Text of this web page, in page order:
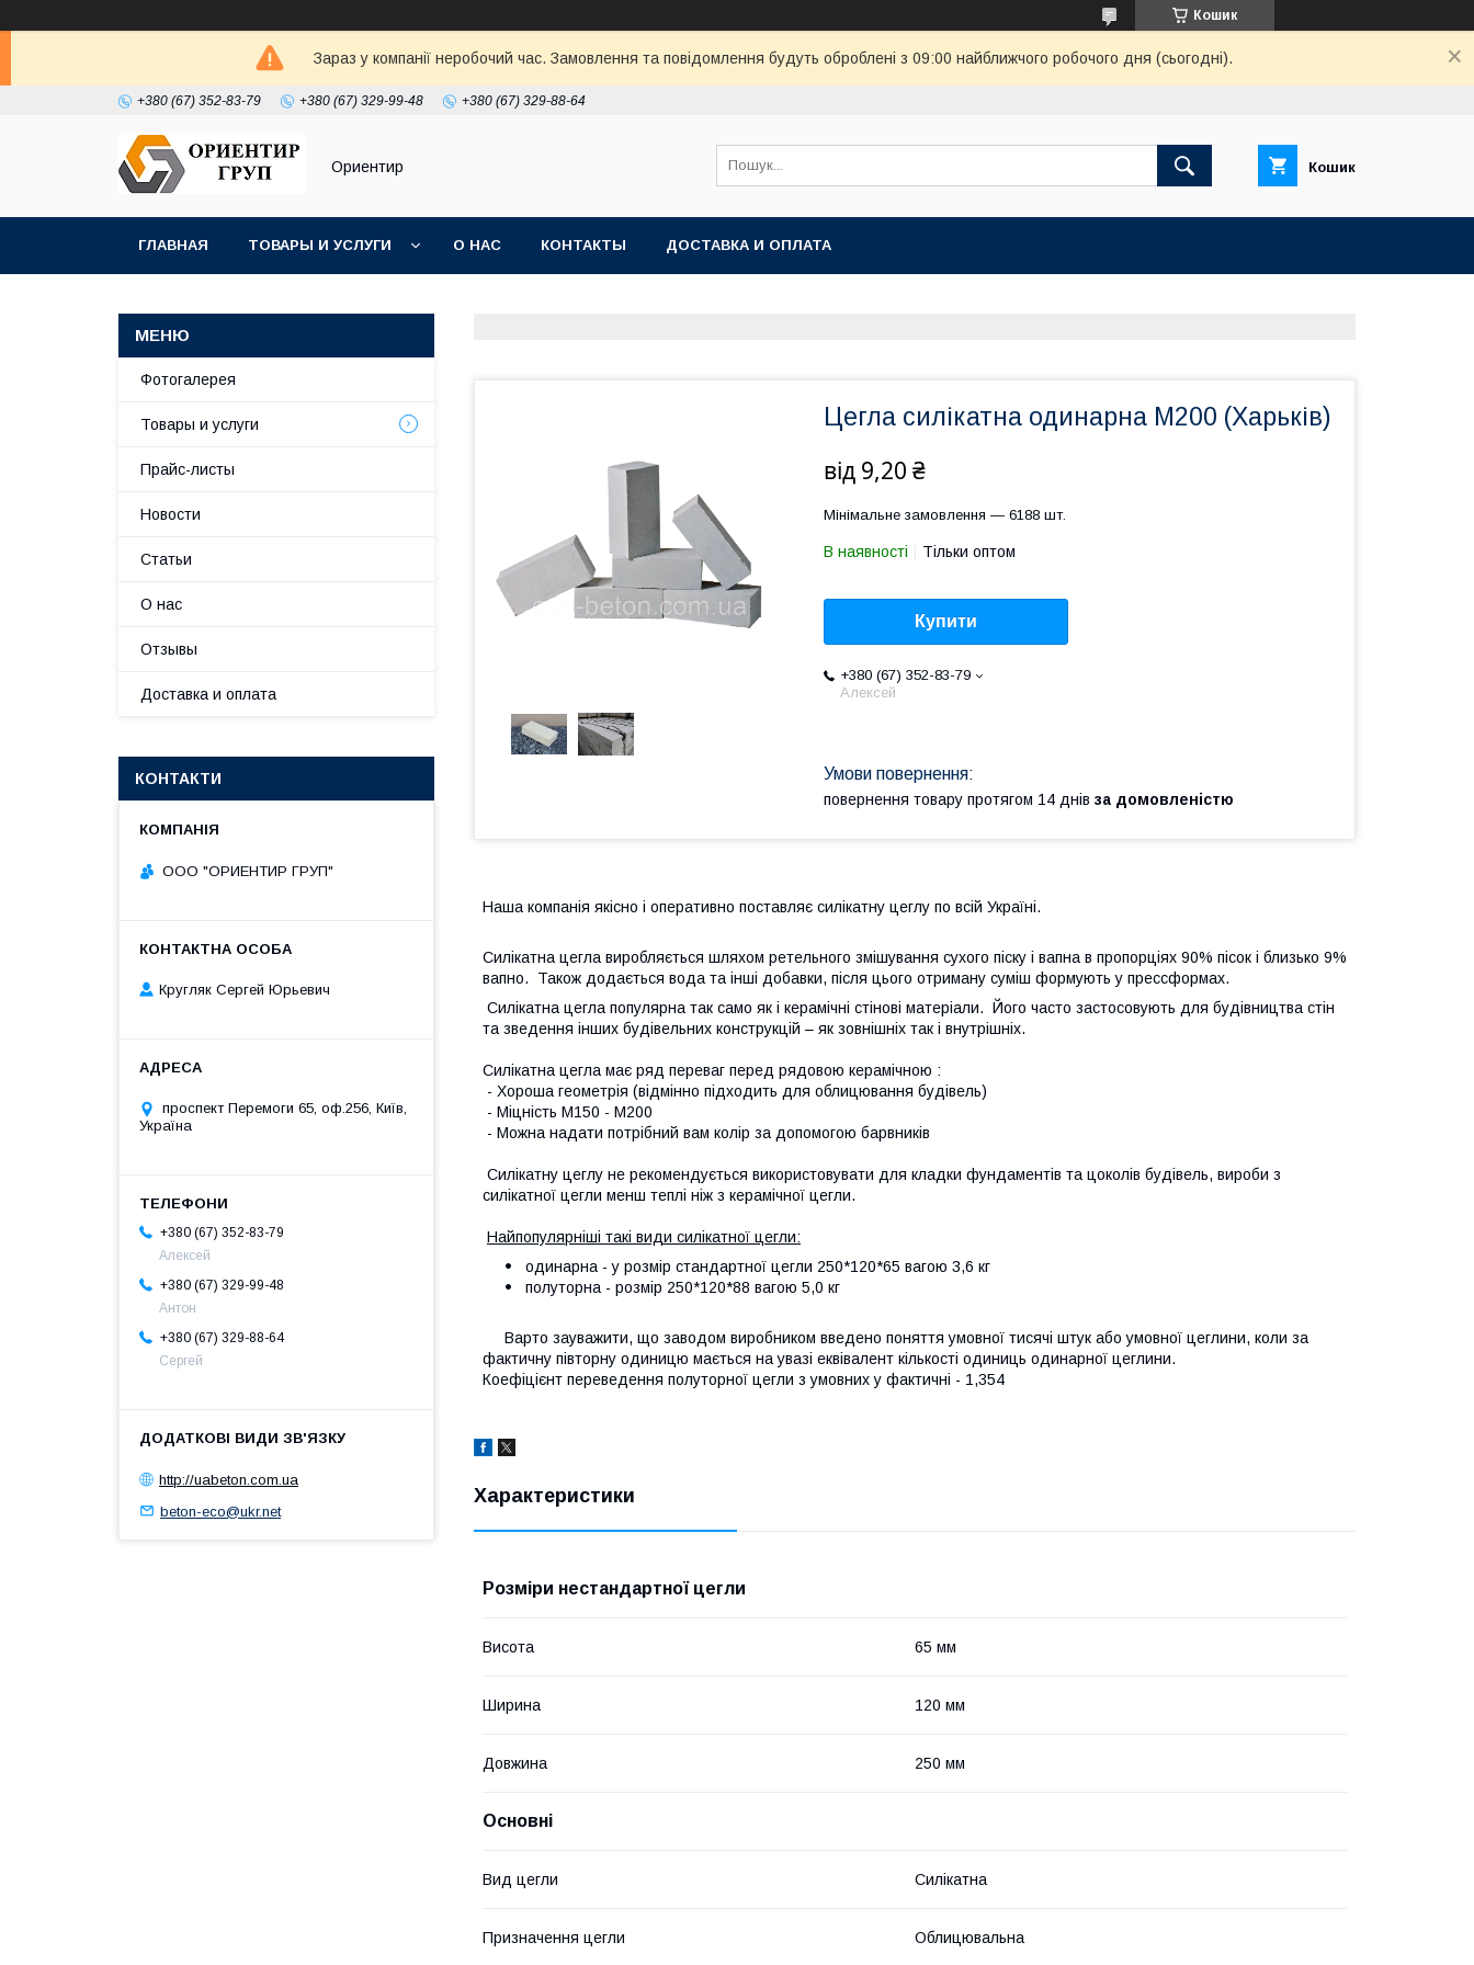
Кошик
Зараз у компанії неробочий час. Замовлення та повідомлення будуть оброблені з 09:00 найближчого робочого дня (сьогодні).
+380 (67) 352-83-79 +380 (67) 329-99-48 +380 (67) 329-88-64
Ориентир Кошик
ГЛАВНАЯ ТОВАРЫ И УСЛУГИ О НАС КОНТАКТЫ ДОСТАВКА И ОПЛАТА
Цегла силікатна одинарна М200 (Харьків)
від 9,20 ₴
Мінімальне замовлення — 6188 шт.
В наявності Тільки оптом
Купити
+380 (67) 352-83-79
Алексей
повернення товару протягом 14 днів за домовленістю
Наша компанія якісно і оперативно поставляє силікатну цеглу по всій Україні.
Силікатна цегла виробляється шляхом ретельного змішування сухого піску і вапна в пропорціях 90% пісок і близько 9%
вапно. Також додається вода та інші добавки, після цього отриману суміш формують у прессформах.
Силікатна цегла популярна так само як і керамічні стінові матеріали. Його часто застосовують для будівництва стін
та зведення інших будівельних конструкцій – як зовнішніх так і внутрішніх.
Силікатна цегла має ряд переваг перед рядовою керамічною :
- Хороша геометрія (відмінно підходить для облицювання будівель)
- Міцність М150 - М200
- Можна надати потрібний вам колір за допомогою барвників
Силікатну цеглу не рекомендується використовувати для кладки фундаментів та цоколів будівель, вироби з
силікатної цегли менш теплі ніж з керамічної цегли.
Найпопулярніші такі види силікатної цегли:
одинарна - у розмір стандартної цегли 250*120*65 вагою 3,6 кг
полуторна - розмір 250*120*88 вагою 5,0 кг
Варто зауважити, що заводом виробником введено поняття умовної тисячі штук або умовної цеглини, коли за
фактичну півторну одиницю мається на увазі еквівалент кількості одиниць одинарної цеглини.
Коефіцієнт переведення полуторної цегли з умовних у фактичні - 1,354
Характеристики
Розміри нестандартної цегли
Висота 65 мм
Ширина 120 мм
Довжина 250 мм
Основні
Вид цегли Силікатна
Призначення цегли Облицювальна
Фотогалерея
Товары и услуги
Прайс-листы
Новости
Статьи
О нас
Отзывы
Доставка и оплата
КОНТАКТИ
ООО "ОРИЕНТИР ГРУП"
Кругляк Сергей Юрьевич
проспект Перемоги 65, оф.256, Київ,
Україна
+380 (67) 352-83-79
Алексей
+380 (67) 329-99-48
Антон
+380 (67) 329-88-64
Сергей
http://uabeton.com.ua
beton-eco@ukr.net